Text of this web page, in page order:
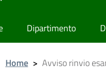
Dipartimento
Home > Avviso rinvio